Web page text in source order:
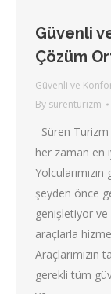
Güvenli
Çözüm
Güvenli ve
By surenturizm
Süren Turizm
her zaman en
şeyden önce
genişletiyor ve
araçlarla
gerekli tüm